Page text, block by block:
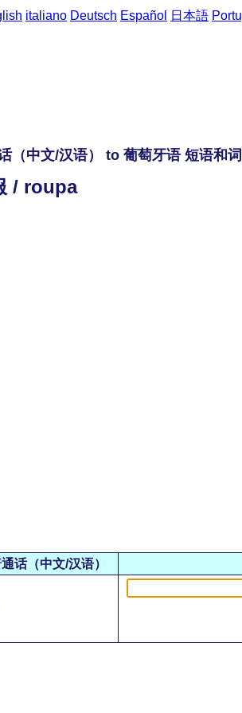
italiano Deutsch Español 日本語
（中文/汉语） to 葡萄牙语 短语和
/ roupa
话（中文/汉语）